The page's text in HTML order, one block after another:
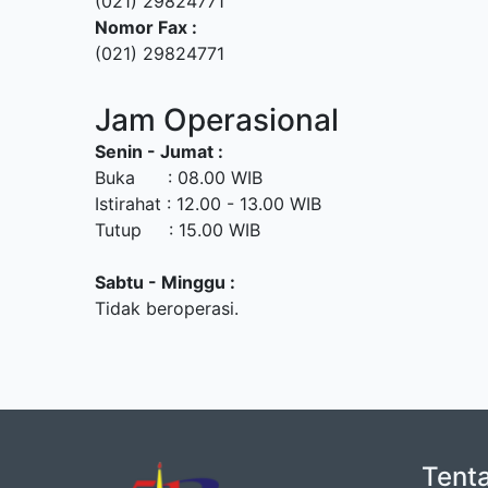
Nomor Fax :
(021) 29824771
Jam Operasional
Senin - Jumat :
Buka : 08.00 WIB
Istirahat : 12.00 - 13.00 WIB
Tutup : 15.00 WIB
Sabtu - Minggu :
Tidak beroperasi.